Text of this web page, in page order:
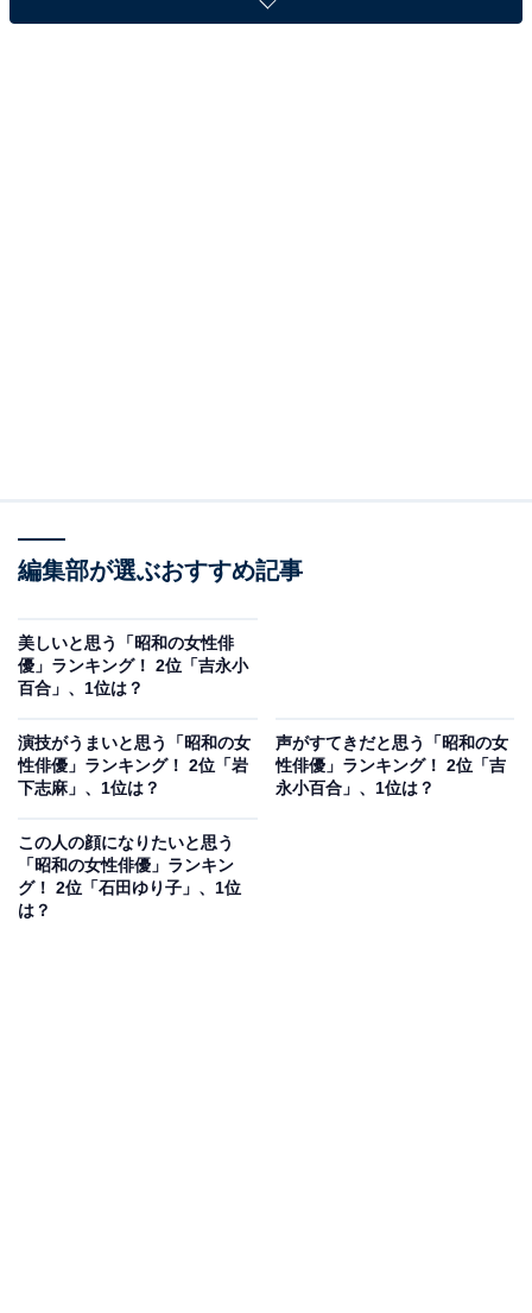
す。
2位は、夏目雅子さんでした！
れた後、1978年のドラマ『西遊記』（日本テレビ系）で
三蔵法師を演じ、そのインパクトと美しさで人気を博し
亡くなりましたが、清純さと色香が共存する美しさは、
世代を超えて愛される女性像として今も多くのファンか
ら支持されています。
編集部が選ぶおすすめ記事
美しいと思う「昭和の女性俳
優」ランキング！ 2位「吉永小
百合」、1位は？
演技がうまいと思う「昭和の女
性俳優」ランキング！ 2位「岩
下志麻」、1位は？
声がすてきだと思う「昭和の女
性俳優」ランキング！ 2位「吉
永小百合」、1位は？
この人の顔になりたいと思う
「昭和の女性俳優」ランキン
グ！ 2位「石田ゆり子」、1位
は？